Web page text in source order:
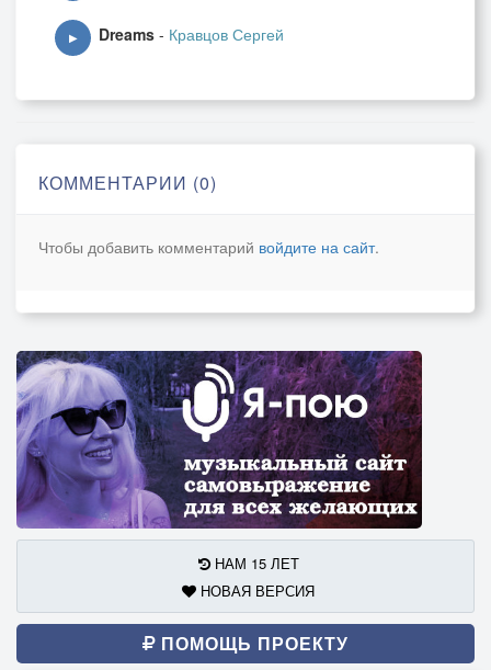
▶ Dreams - Кравцов Сергей
КОММЕНТАРИИ (0)
Чтобы добавить комментарий войдите на сайт.
НАМ 15 ЛЕТ
НОВАЯ ВЕРСИЯ
ПОМОЩЬ ПРОЕКТУ